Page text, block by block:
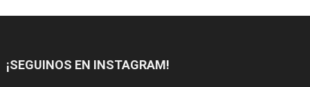
¡SEGUINOS EN INSTAGRAM!